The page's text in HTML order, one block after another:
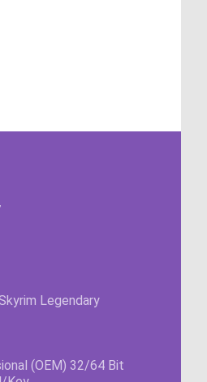
Legendary
(OEM) 32/64 Bit